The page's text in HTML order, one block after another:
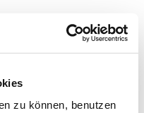
zu können, benutzen